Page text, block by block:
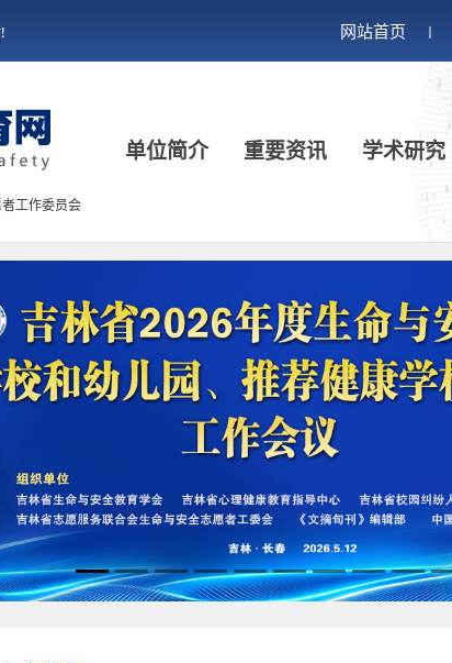
网站首页 丨
工作委员会
单位简介 重要资讯 学术研究